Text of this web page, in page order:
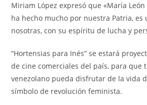
Miriam López expresó que «María
ha hecho mucho por nuestra Patria, es
nosotras, con su espíritu de lucha y
“Hortensias para Inés” se estará
de cine comerciales del país, para que
venezolano pueda disfrutar de la vida
símbolo de revolución feminista.